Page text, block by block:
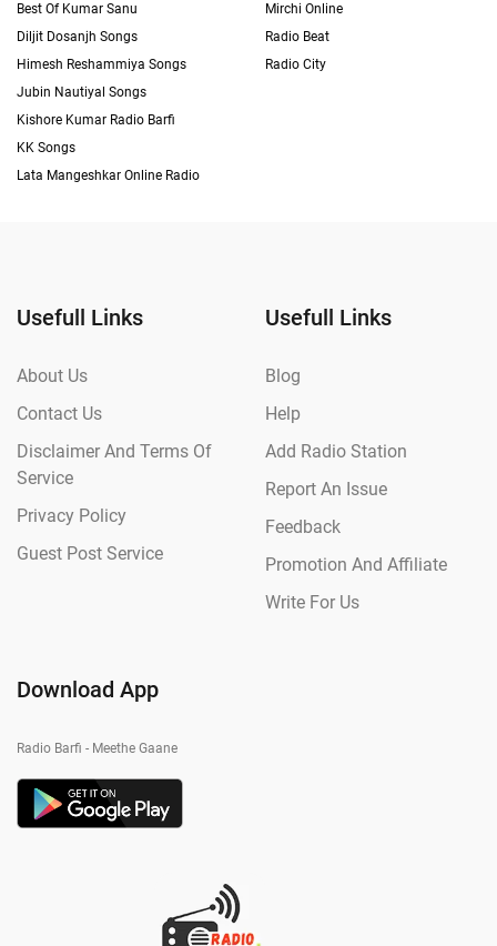
Best Of Kumar Sanu
Diljit Dosanjh Songs
Himesh Reshammiya Songs
Jubin Nautiyal Songs
Kishore Kumar Radio Barfi
KK Songs
Lata Mangeshkar Online Radio
Mirchi Online
Radio Beat
Radio City
Usefull Links
About Us
Contact Us
Disclaimer And Terms Of
Service
Privacy Policy
Guest Post Service
Usefull Links
Blog
Help
Add Radio Station
Report An Issue
Feedback
Promotion And Affiliate
Write For Us
Download App
Radio Barfi - Meethe Gaane